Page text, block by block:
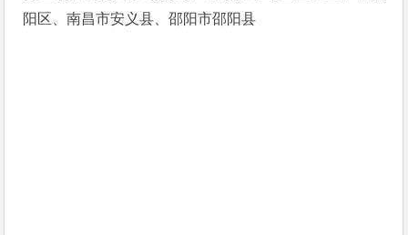
阳区、南昌市安义县、邵阳市邵阳县